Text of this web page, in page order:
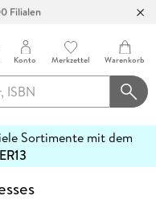
Filialen
Konto Merkzettel Warenkorb
Sortimente mit dem